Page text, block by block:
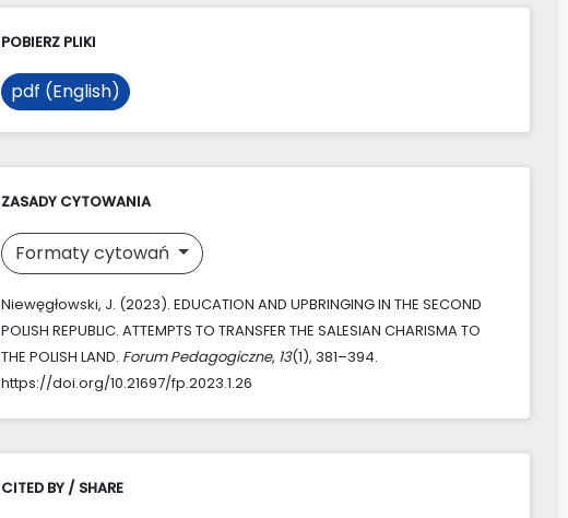
POBIERZ PLIKI
pdf (English)
ZASADY CYTOWANIA
Formaty cytowań
Niewęgłowski, J. (2023). EDUCATION AND UPBRINGING IN THE SECOND
POLISH REPUBLIC. ATTEMPTS TO TRANSFER THE SALESIAN CHARISMA TO
THE POLISH LAND. Forum Pedagogiczne, 13(1), 381–394.
https://doi.org/10.21697/fp.2023.1.26
CITED BY / SHARE